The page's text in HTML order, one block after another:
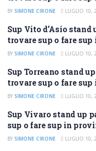
BY SIMONE CIRONE LUGLIO 10,
SUP PORDENONE
Sup Vito d’Asio stand
trovare sup o fare
BY SIMONE CIRONE LUGLIO 10,
SUP UDINE
Sup Torreano stand
trovare sup o fare
BY SIMONE CIRONE LUGLIO 10,
SUP PORDENONE
Sup Vivaro stand up
sup o fare sup in
BY SIMONE CIRONE LUGLIO 10,